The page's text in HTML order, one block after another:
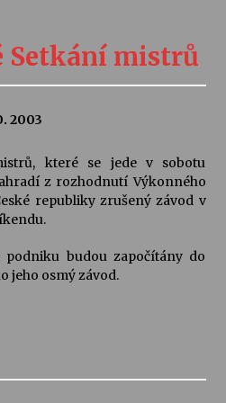
Josefíny Duškové: Stávám se
integrační festival Quijotova
ve Stromovce: Kolchoz a
Setkání mistrů
2003
které se jede v sobotu
z rozhodnutí Výkonného
republiky zrušený závod v
podniku budou započítány do
jeho osmý závod.